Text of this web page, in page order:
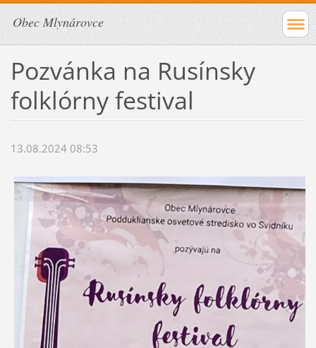
Obec Mlynárovce
Pozvánka na Rusínsky
folklórny festival
13.08.2024 08:53